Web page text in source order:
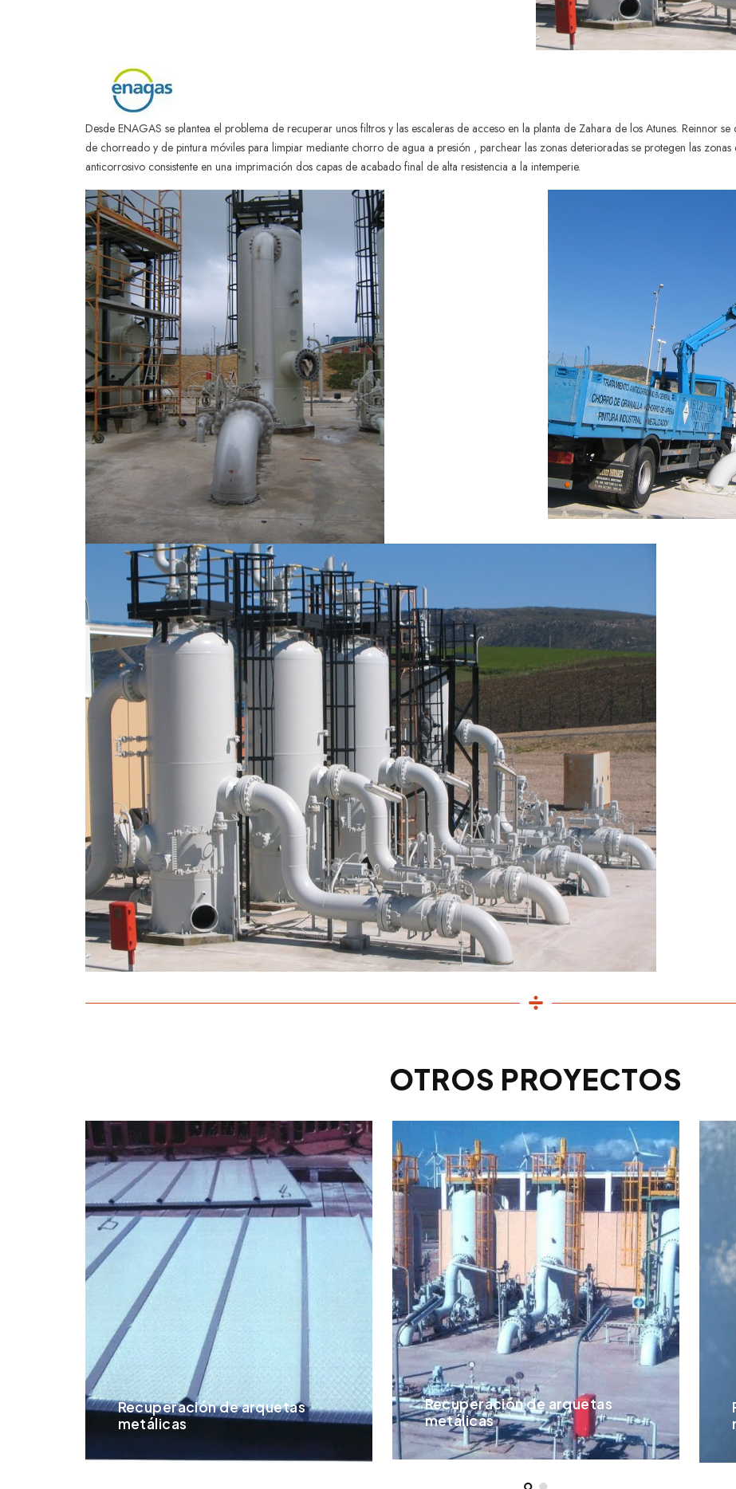
Desde ENAGAS se plantea el problema de recuperar unos filtros y las escaleras de acceso en la planta de Zahara de los Atunes. Reinnor
de chorreado y de pintura móviles para limpiar mediante chorro de agua a presión , parchear las zonas deterioradas se protegen las
anticorrosivo consistente en una imprimación dos capas de acabado final de alta resistencia a la intemperie.
OTROS PROYECTOS
Recuperación de arquetas
metálicas
Recuperación de arquetas
metálicas